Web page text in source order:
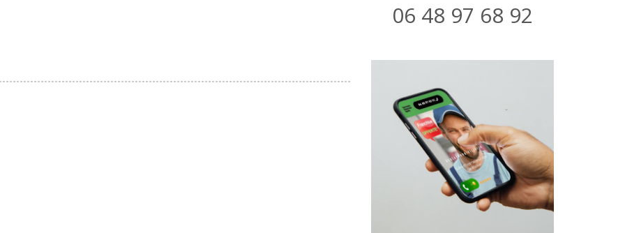
06 48 97 68 92